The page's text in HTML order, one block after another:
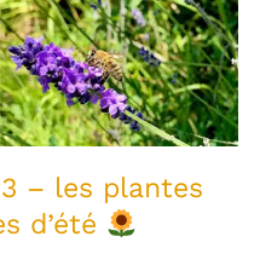
– les plantes
d’été